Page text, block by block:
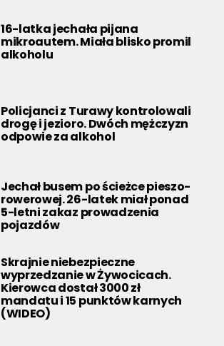
16-latka jechała pijana
mikroautem. Miała blisko promil
alkoholu
Policjanci z Turawy kontrolowali
drogę i jezioro. Dwóch mężczyzn
odpowie za alkohol
Jechał busem po ścieżce pieszo-
rowerowej. 26-latek miał ponad
5-letni zakaz prowadzenia
pojazdów
Skrajnie niebezpieczne
wyprzedzanie w Żywocicach.
Kierowca dostał 3000 zł
mandatu i 15 punktów karnych
(WIDEO)